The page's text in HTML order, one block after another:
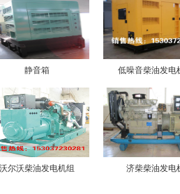
静音箱 低噪音柴油发电机
尔沃柴油发电机组 济柴柴油发电机